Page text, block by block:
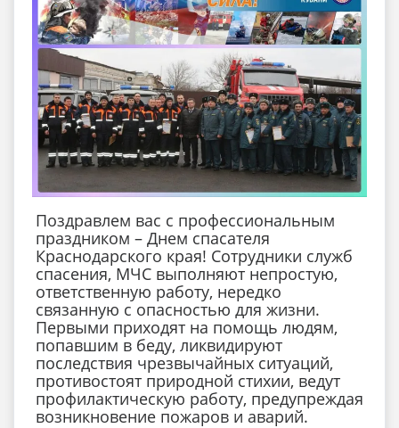
Поздравлем вас с профессиональным
праздником – Днем спасателя
Краснодарского края! Сотрудники служб
спасения, МЧС выполняют непростую,
ответственную работу, нередко
связанную с опасностью для жизни.
Первыми приходят на помощь людям,
попавшим в беду, ликвидируют
последствия чрезвычайных ситуаций,
противостоят природной стихии, ведут
профилактическую работу, предупреждая
возникновение пожаров и аварий.